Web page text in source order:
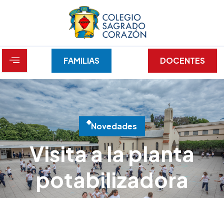
FAMILIAS DOCENTES
Novedades
Visita a la planta
potabilizadora